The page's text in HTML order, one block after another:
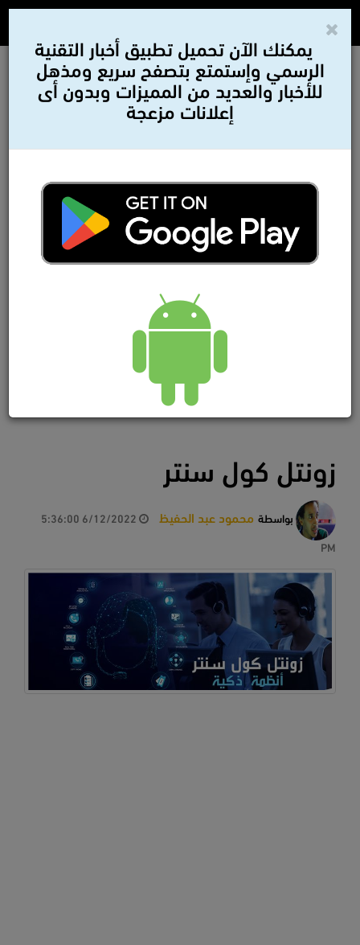
زونتل كول سنتر
بواسطة محمود عبد الحفيظ
6/12/2022 5:36:00
PM
يمكنك الآن تحميل تطبيق أخبار التقنية
الرسمي وإستمتع بتصفح سريع ومذهل
للأخبار والعديد من المميزات وبدون أى
إعلانات مزعجة